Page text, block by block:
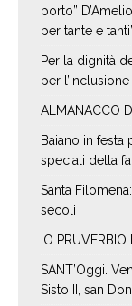
porto”
per tante e
Per la dignità
per
ALMANACCO
Baiano in festa
speciali della
Santa
secoli
‘O
SANT’Oggi.
Sisto II, san